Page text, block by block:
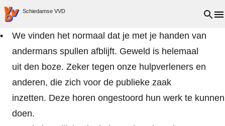
VVD.nl - Ga naar de homepage
Schiedamse VVD Open
We vinden het normaal dat je met je handen van
andermans spullen afblijft. Geweld is helemaal
uit den boze. Zeker tegen onze hulpverleners en
anderen, die zich voor de publieke zaak
inzetten. Deze horen ongestoord hun werk te kunnen
doen.